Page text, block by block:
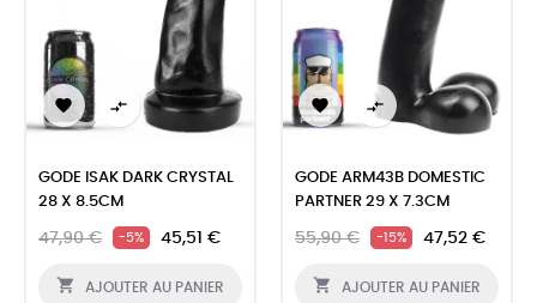
 
GODE ISAK DARK CRYSTAL
28 X 8.5CM
47,90 € -5% 45,51 €
 AJOUTER AU PANIER
 
GODE ARM43B DOMESTIC
PARTNER 29 X 7.3CM
55,90 € -15% 47,52 €
 AJOUTER AU PANIER